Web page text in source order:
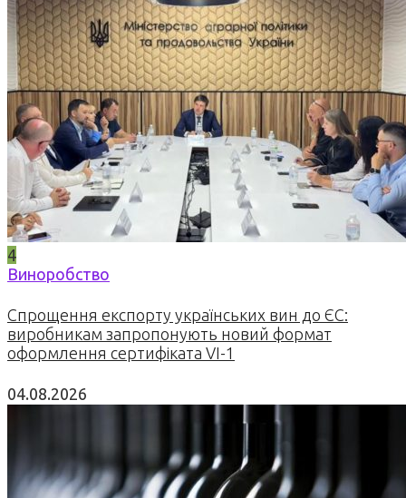
4
Виноробство
Спрощення експорту українських вин до ЄС:
виробникам запропонують новий формат
оформлення сертифіката VI-1
04.08.2026